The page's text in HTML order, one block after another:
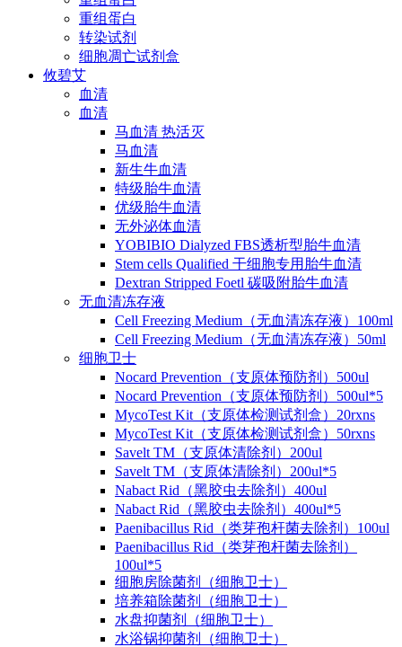
重组蛋白
转染试剂
细胞凋亡试剂盒
攸碧艾
血清
血清
马血清 热活灭
马血清
新生牛血清
特级胎牛血清
优级胎牛血清
无外泌体血清
YOBIBIO Dialyzed FBS透析型胎牛血清
Stem cells Qualified 干细胞专用胎牛血清
Dextran Stripped Foetl 碳吸附胎牛血清
无血清冻存液
Cell Freezing Medium（无血清冻存液）100ml
Cell Freezing Medium（无血清冻存液）50ml
细胞卫士
Nocard Prevention（支原体预防剂）500ul
Nocard Prevention（支原体预防剂）500ul*5
MycoTest Kit（支原体检测试剂盒）20rxns
MycoTest Kit（支原体检测试剂盒）50rxns
Savelt TM（支原体清除剂）200ul
Savelt TM（支原体清除剂）200ul*5
Nabact Rid（黑胶虫去除剂）400ul
Nabact Rid（黑胶虫去除剂）400ul*5
Paenibacillus Rid（类芽孢杆菌去除剂）100ul
Paenibacillus Rid（类芽孢杆菌去除剂）
100ul*5
细胞房除菌剂（细胞卫士）
培养箱除菌剂（细胞卫士）
水盘抑菌剂（细胞卫士）
水浴锅抑菌剂（细胞卫士）